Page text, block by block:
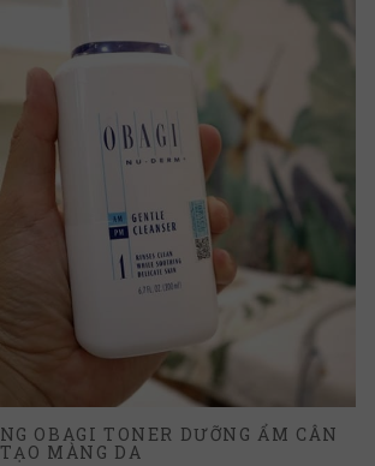
OBAGI TONER DƯỠNG ẨM CÂN
MÀNG DA